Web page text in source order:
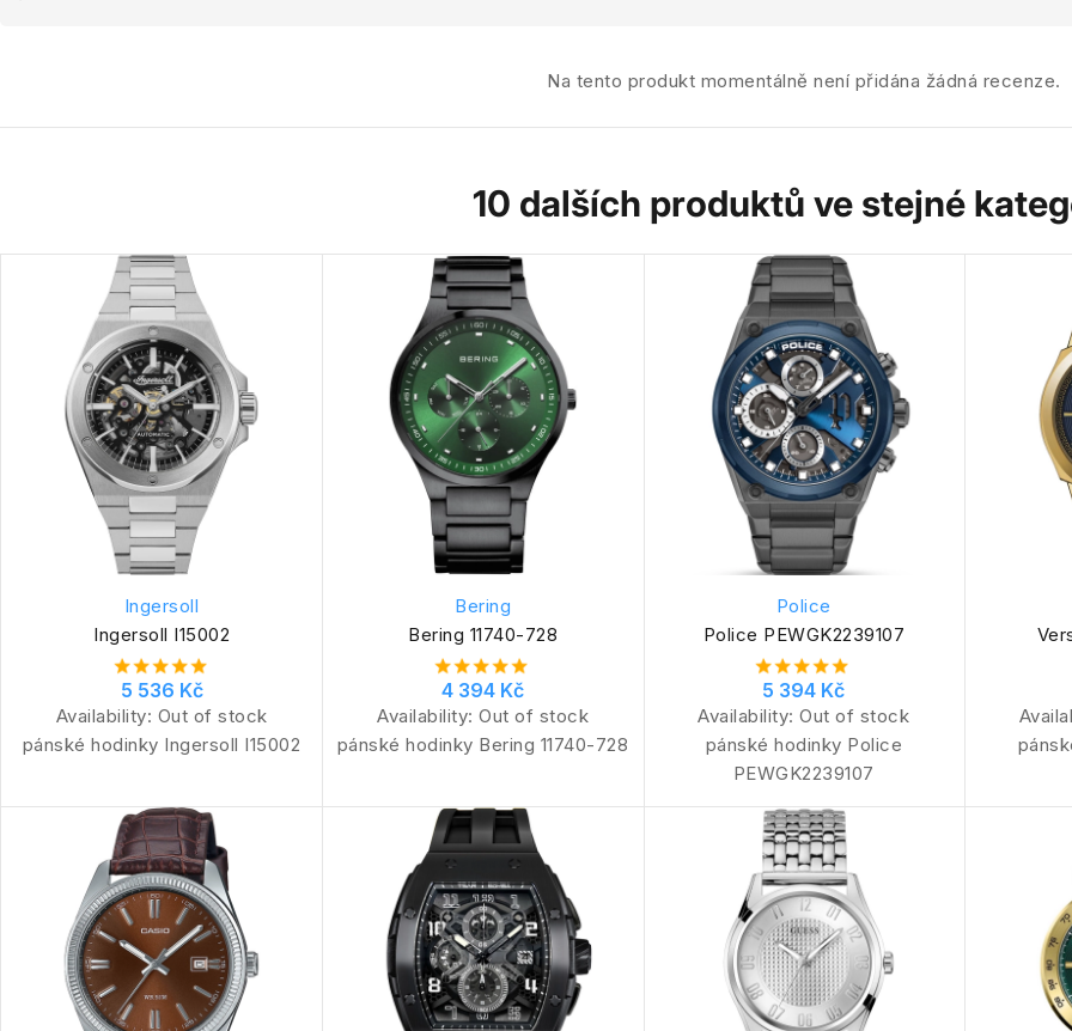
Na tento produkt momentálně není přidána žádná recenze.
10 dalších produktů ve stejné
Ingersoll
Ingersoll I15002
5 536 Kč
Availability: Out of stock
pánské hodinky Ingersoll I15002
Bering
Bering 11740-728
4 394 Kč
Availability:Out of stock
pánské hodinky Bering 11740-728
Police
Police PEWGK2239107
5 394 Kč
Availability:Out of stock
pánské hodinky Police
PEWGK2239107